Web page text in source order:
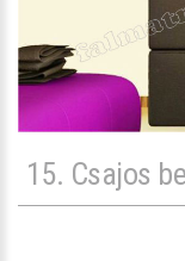
15. Csajos